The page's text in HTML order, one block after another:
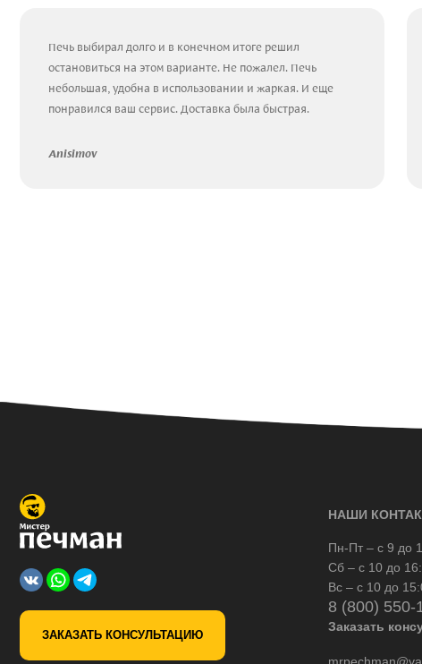
Печь выбирал долго и в конечном итоге решил
остановиться на этом варианте. Не пожалел. Печь
небольшая, удобна в использовании и жаркая. И еще
понравился ваш сервис. Доставка была быстрая.
Anisimov
ЗАКАЗАТЬ КОНСУЛЬТАЦИЮ
НАШИ
Пн-Пт – с 9 до
Сб – с 10 до
Вс – с 10 до
8 (800) 550-
Заказать